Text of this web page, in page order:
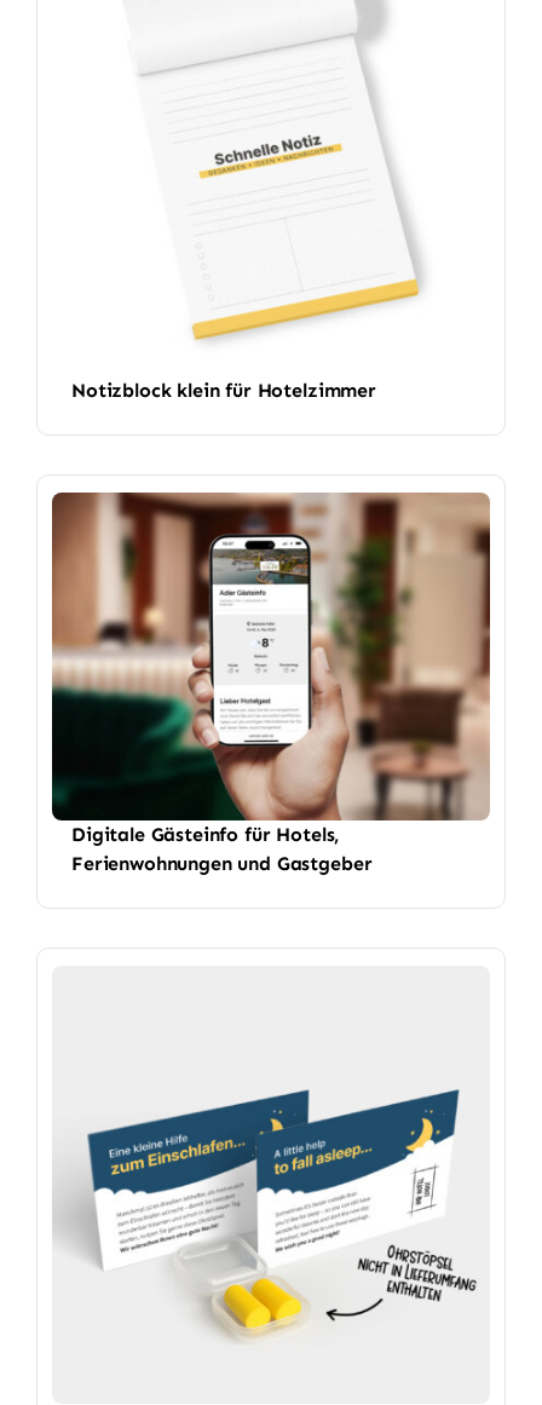
Notizblock klein für Hotelzimmer
Digitale Gästeinfo für Hotels,
Ferienwohnungen und Gastgeber